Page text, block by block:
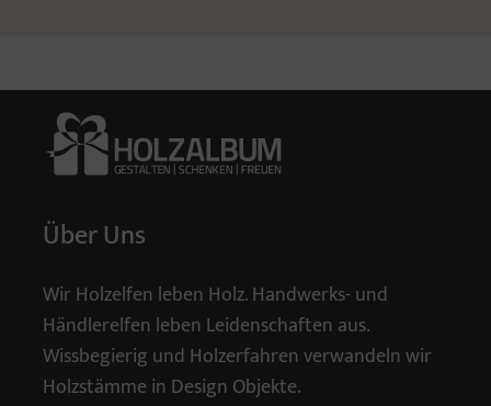
Über Uns
Wir Holzelfen leben Holz. Handwerks- und
Händlerelfen leben Leidenschaften aus.
Wissbegierig und Holzerfahren verwandeln wir
Holzstämme in Design Objekte.